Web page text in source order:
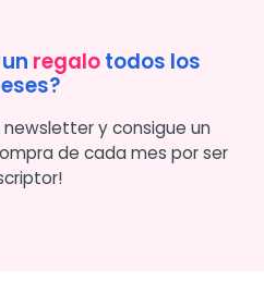
regalotodos los
y consigue un
de cada mes por ser